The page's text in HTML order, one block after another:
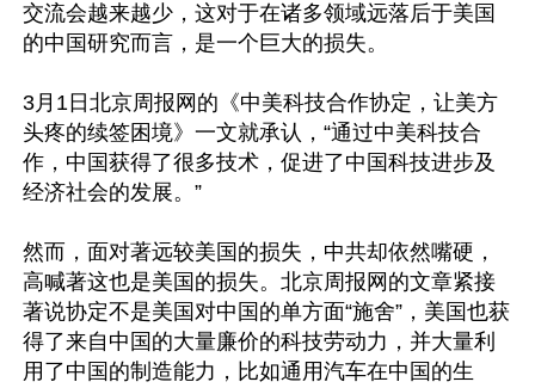
交流会越来越少，这对于在诸多领域远落后于美国
的中国研究而言，是一个巨大的损失。
3月1日北京周报网的《中美科技合作协定，让美方
头疼的续签困境》一文就承认，“通过中美科技合
作，中国获得了很多技术，促进了中国科技进步及
经济社会的发展。”
然而，面对著远较美国的损失，中共却依然嘴硬，
高喊著这也是美国的损失。北京周报网的文章紧接
著说协定不是美国对中国的单方面“施舍”，美国也获
得了来自中国的大量廉价的科技劳动力，并大量利
用了中国的制造能力，比如通用汽车在中国的生